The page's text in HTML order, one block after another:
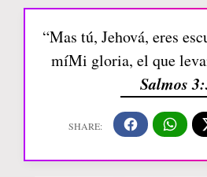
“Mas tú, Jehová, eres
míMi gloria, el que
Salmos